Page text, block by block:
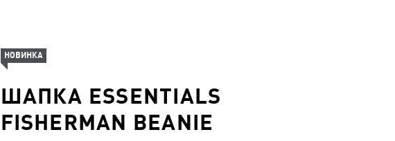
ШАПКА ESSENTIALS
FISHERMAN BEANIE
НОВИНКА